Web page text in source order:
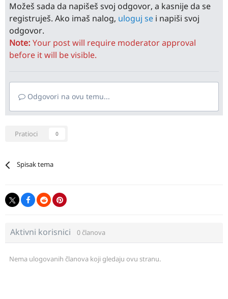
Možeš sada da napišeš svoj odgovor, a kasnije da se
registruješ. Ako imaš nalog, uloguj se i napiši svoj
odgovor.
Note: Your post will require moderator approval
before it will be visible.
Odgovori na ovu temu...
Pratioci 0
Spisak tema
Aktivni korisnici 0 članova
Nema ulogovanih članova koji gledaju ovu stranu.